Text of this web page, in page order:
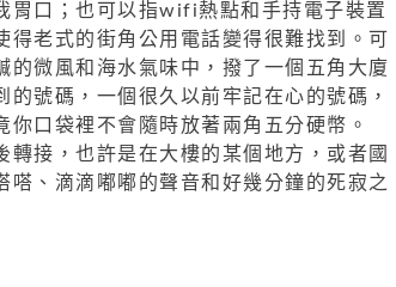
胃口；也可以指wifi熱點和手持電子裝置
老式的街角公用電話變得很難找到。可
的微風和海水氣味中，撥了一個五角大廈
號碼，一個很久以前牢記在心的號碼，
口袋裡不會隨時放著兩角五分硬幣。
接，也許是在大樓的某個地方，或者國
嗒、滴滴嘟嘟的聲音和好幾分鐘的死寂之